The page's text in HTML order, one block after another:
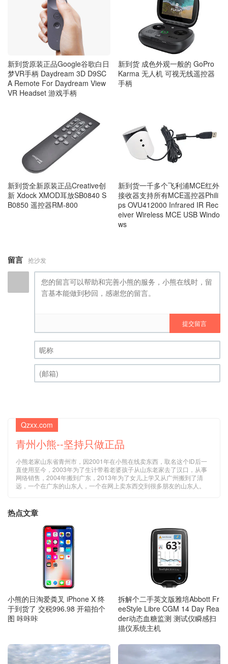
新到货原装正品Google谷歌白日
梦VR手柄 Daydream 3D D9SC
A Remote For Daydream View
VR Headset 游戏手柄
新到货 成色外观一般的 GoPro
Karma 无人机 可视无线遥控器
手柄
新到货全新原装正品Creative创
新 Xdock XMOD耳放SB0840 S
B0850 遥控器RM-800
新到货一千多个飞利浦MCE红外
接收器支持所有MCE遥控器Phili
ps OVU412000 Infrared IR Rec
eiver Wireless MCE USB Windo
ws
留言 抢沙发
提交留言
昵称 (必填)
Qzxx.com
青州小熊--坚持只做正品
小熊老家山东省青州市，因2001年在小熊在线卖东西，取名这个ID后一
直使用至今，2003年为了生计带着老婆孩子从山东老家去了汉口，从事
网络销售，2004年搬到广东，2013年为了女儿上学又从广州搬到了清
远，一个在广东的山东人，一个在网上卖东西交到很多朋友的山东人。
热点文章
小熊的日淘爱粪叉 iPhone X 终
于到货了 交税996.98 开箱拍个
图 咔咔咔
拆解个二手英文版雅培Abbott Fr
eeStyle Libre CGM 14 Day Rea
der动态血糖监测 测试仪瞬感扫
描仪系统主机